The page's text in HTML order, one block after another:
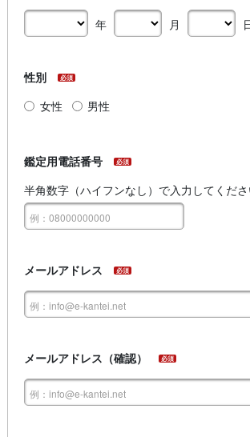
年 月
性別 必須
女性 男性
鑑定用電話番号 必須
半角数字（ハイフンなし）で入力してくだ
メールアドレス 必須
メールアドレス（確認） 必須